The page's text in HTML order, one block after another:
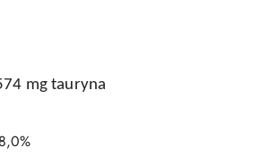
mg tauryna